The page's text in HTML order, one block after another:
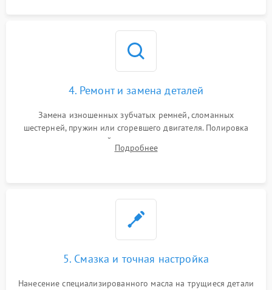
4. Ремонт и замена деталей
Замена изношенных зубчатых ремней, сломанных
шестерней, пружин или сгоревшего двигателя. Полировка
челночного устройства для устранения заусенцев.
Восстановление контактов в педали и пайка элементов на
Подробнее
5. Смазка и точная настройка
Нанесение специализированного масла на трущиеся детали